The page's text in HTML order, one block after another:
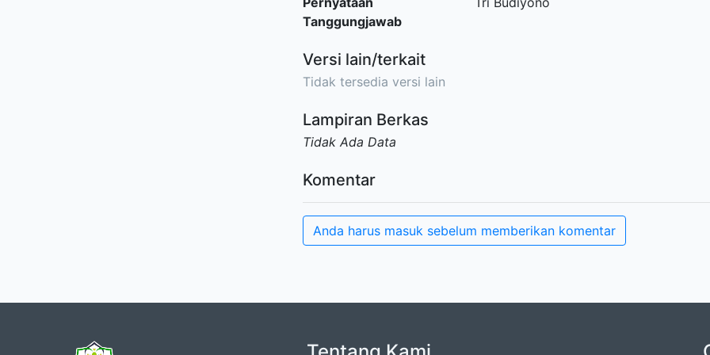
Tanggungjawab
Versi lain/terkait
Tidak tersedia versi lain
Lampiran Berkas
Tidak Ada Data
Komentar
Anda harus masuk sebelum memberikan komentar